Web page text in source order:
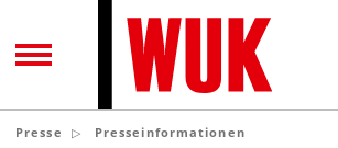
TOGGLE
Presse
Presseinformationen